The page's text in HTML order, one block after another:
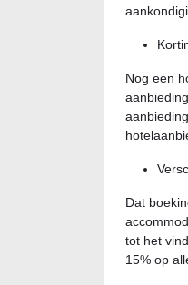
Nog een
Dat
tot het
15% op